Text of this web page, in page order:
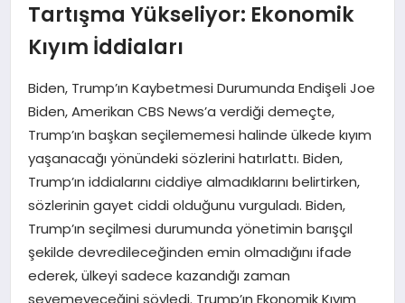
DÜNYA
MAGAZIN
EĞITIM
SAĞLIK
TEKNOLOJI
Tartışma Yükseliyor: Ekonomik
Kıyım İddiaları
Biden, Trump’ın Kaybetmesi Durumunda Endişeli Joe
Biden, Amerikan CBS News’a verdiği demeçte,
Trump’ın başkan seçilememesi halinde ülkede kıyım
yaşanacağı yönündeki sözlerini hatırlattı. Biden,
Trump’ın iddialarını ciddiye almadıklarını belirtirken,
sözlerinin gayet ciddi olduğunu vurguladı. Biden,
Trump’ın seçilmesi durumunda yönetimin barışçıl
şekilde devredileceğinden emin olmadığını ifade
ederek, ülkeyi sadece kazandığı zaman
sevemeyeceğini söyledi. Trump’ın Ekonomik Kıyım